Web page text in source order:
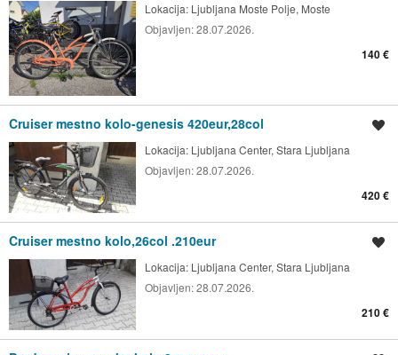
Lokacija: Ljubljana Moste Polje, Moste
Objavljen:28.07.2026.
140 €
Cruiser mestno kolo-genesis 420eur,28col
Lokacija: Ljubljana Center, Stara Ljubljana
Objavljen:28.07.2026.
420 €
Cruiser mestno kolo,26col .210eur
Lokacija: Ljubljana Center, Stara Ljubljana
Objavljen:28.07.2026.
210 €